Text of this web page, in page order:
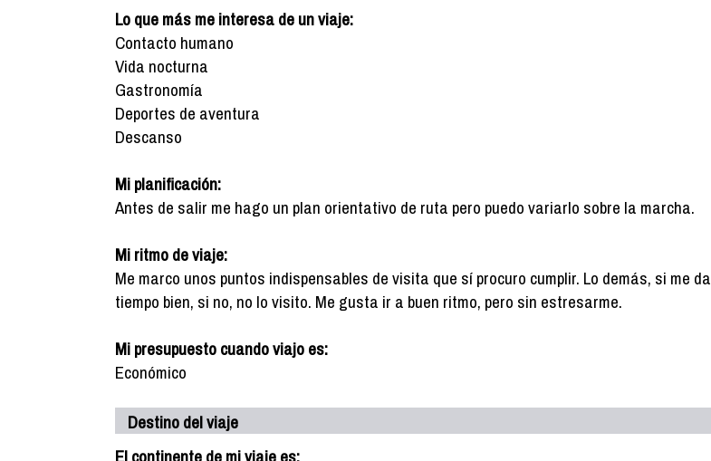
Lo que más me interesa de un viaje:
Contacto humano
Vida nocturna
Gastronomía
Deportes de aventura
Descanso
Mi planificación:
Antes de salir me hago un plan orientativo de ruta pero puedo variarlo sobre la marcha.
Mi ritmo de viaje:
Me marco unos puntos indispensables de visita que sí procuro cumplir. Lo demás, si me da
tiempo bien, si no, no lo visito. Me gusta ir a buen ritmo, pero sin estresarme.
Mi presupuesto cuando viajo es:
Económico
Destino del viaje